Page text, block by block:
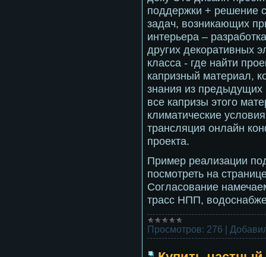
поддержки + решение
задач, возникающих
интерьера –
других декоративных
класса - где найти
капризный материал,
знания из предыдущих
все капризы этого
климатические
трансляция онлайн
проекта.
Пример реализации
посмотреть на
Согласование
трасс НПП,
Просмотров: 276 |